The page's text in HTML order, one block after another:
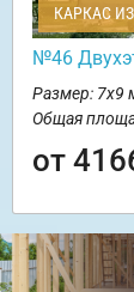
КАРКАС
№46
Размер: 7х9
Общая
от